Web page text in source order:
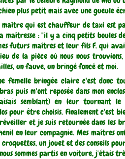
plus petit mais avec une gueule
qui est chauffeur de taxi est
: "il y a cinq petits boules
futurs maîtres et leur fils F. qui avait
de la pièce où nous nous
un fauve, un bringé foncé et moi.
femelle bringée claire c'est donc
puis m'ont reposée dans mon
semblant) en leur tournant le
pour être choisis. Finalement c'est
et je suis retournée dans
en leur compagnie. Mes maîtres
un jouet et des conseils
sommes partis en voiture, j'étais